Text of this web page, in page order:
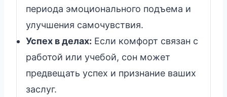
периода эмоционального подъема и
улучшения самочувствия.
Успех в делах: Если комфорт связан с
работой или учебой, сон может
предвещать успех и признание ваших
заслуг.